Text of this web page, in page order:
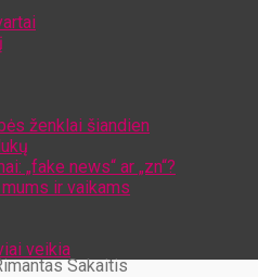
ženklai šiandien
„fake news“ ar „zn“?
ir vaikams
veikia
Sakaitis